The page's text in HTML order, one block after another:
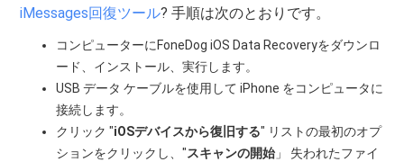
iMessages回復ツール? 手順は次のとおりです。
コンピューターにFoneDog iOS Data Recoveryをダウンロ
ード、インストール、実行します。
USB データ ケーブルを使用して iPhone をコンピュータに
接続します。
クリック "iOSデバイスから復旧する" リストの最初のオプ
ションをクリックし、"スキャンの開始 」 失われたファイ